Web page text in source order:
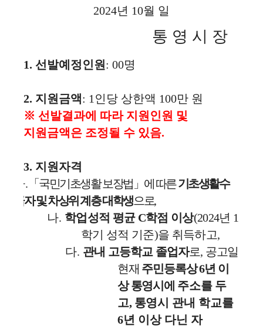
2024년 10월 일
통 영 시 장
1. 선발예정인원 : 00명
2. 지원금액: 1 인당 상한액 100만 원
※ 선발결과에 따라 지원인원 및
지원금액은 조정될 수 있음.
3. 지원자격
가. 「 국민기초생활 보장법 」 에 따른기초생활수
급자 및 차상위 계층 대학생으로,
나. 학업성적 평균 C학점 이상(2024년 1
학기 성적 기준)을 취득하고,
다. 관내 고등학교 졸업자로, 공고일
현재 주민등록상6년 이
상 통영시에 주소를 두
고, 통영시 관내 학교를
6년 이상 다닌 자